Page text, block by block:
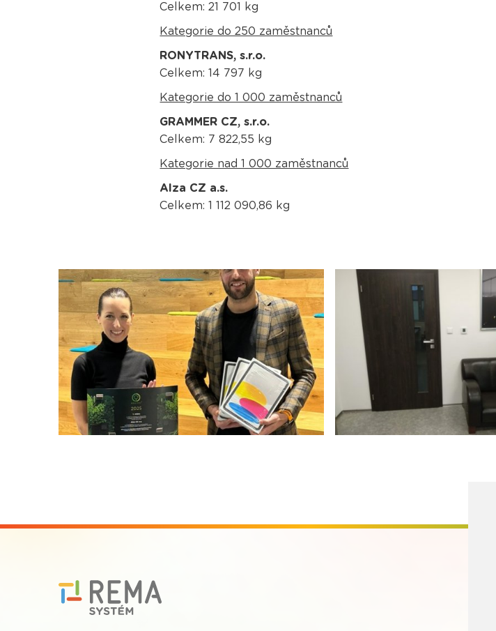
Celkem: 21 701 kg
Kategorie do 250 zaměstnanců
RONYTRANS, s.r.o.
Celkem: 14 797 kg
Kategorie do 1 000 zaměstnanců
GRAMMER CZ, s.r.o.
Celkem: 7 822,55 kg
Kategorie nad 1 000 zaměstnanců
Alza CZ a.s.
Celkem: 1 112 090,86 kg